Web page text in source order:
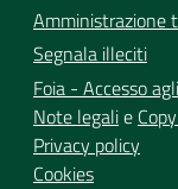
Amministrazione
Segnala illeciti
Foia - Accesso
Note legalie
Privacy policy
Cookies